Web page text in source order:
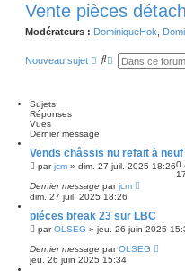
Vente pièces
Modérateurs : DominiqueHok
Nouveau sujet
R
r
R
a
v
n
c
e
Sujets
Réponses
Vues
Dernier message
Vends châssis nu refait à neuf
parjcm » dim. 27 juil. 2025 18:260
Dernier message parjcm
dim. 27 juil. 2025 18:26
piéces break 23 sur LBC
parOLSEG » jeu. 26 juin 2025
Dernier message parOLSEG
jeu. 26 juin 2025 15:34